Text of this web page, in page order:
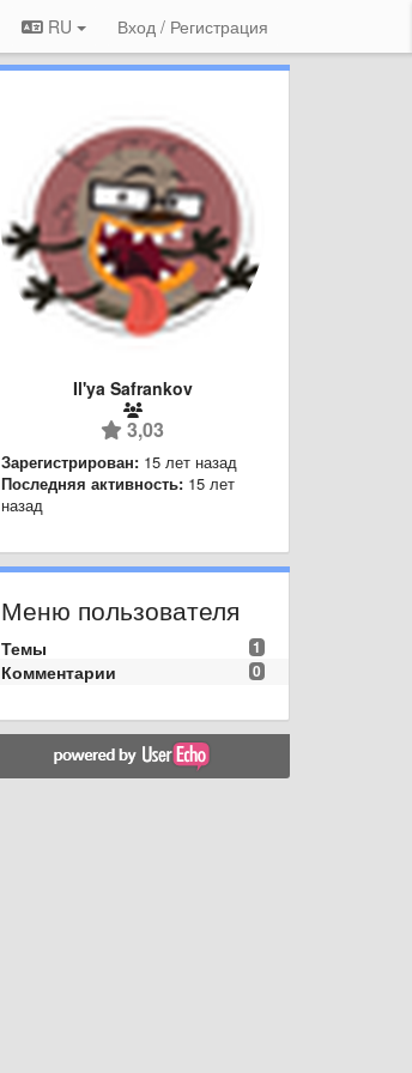
RU Вход / Регистрация
Il'ya Safrankov
3,03
Зарегистрирован: 15 лет назад
Последняя активность: 15 лет
назад
Меню пользователя
1
Темы
0
Комментарии